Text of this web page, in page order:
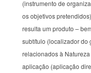
(instrumento de
os objetivos
resulta um produto –
subtítulo (localizador do
relacionados à
aplicação (aplicação